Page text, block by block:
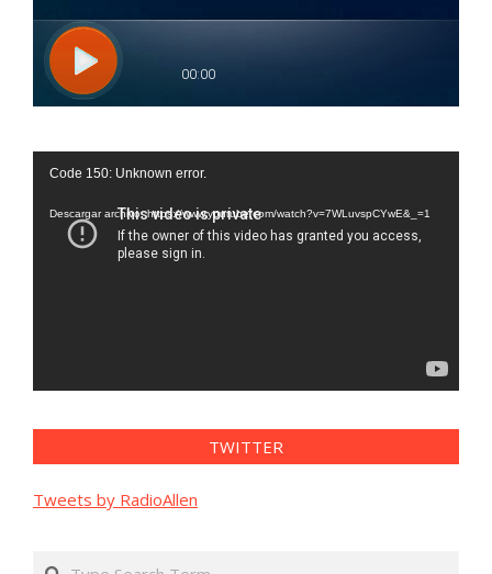
Reproductor
vídeo
Code 150: Unknown error.
Descargar archivo: https://www.youtube.com/watch?v=7WLuvspCYwE&_=1
TWITTER
Tweets by RadioAllen
Search